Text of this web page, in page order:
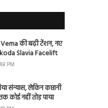
की बढ़ी टेंशन, नए
Slavia Facelift
PM
संन्यास, लेकिन कप्तानी
कोई नहीं तोड़ पाया